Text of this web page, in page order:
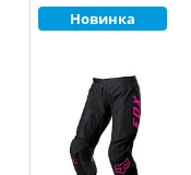
Новинка